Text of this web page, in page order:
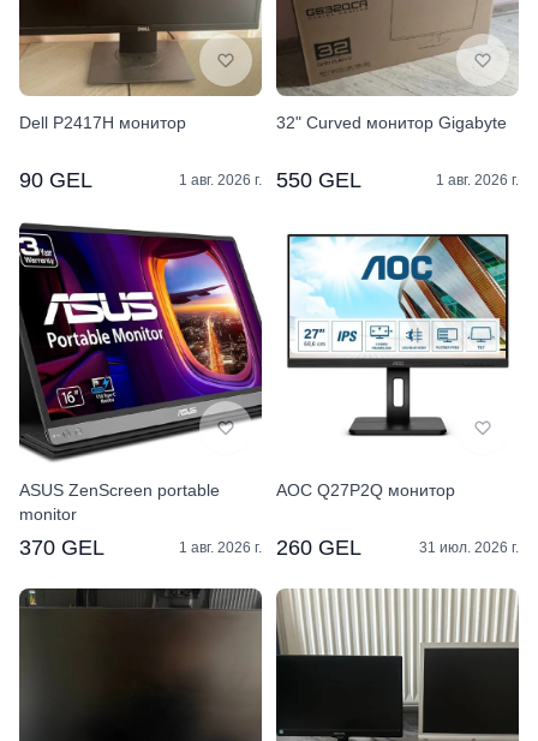
Dell P2417H монитор
90 GEL 1 авг. 2026 г.
32" Curved монитор Gigabyte
550 GEL 1 авг. 2026 г.
ASUS ZenScreen portable
monitor
370 GEL 1 авг. 2026 г.
AOC Q27P2Q монитор
260 GEL 31 июл. 2026 г.